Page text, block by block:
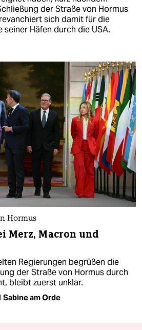
der Straße von Hormus
sich damit für die
Häfen durch die USA.
Hormus
Merz, Macron und
Regierungen begrüßen die
der Straße von Hormus durch
bleibt zuerst unklar.
Sabine am Orde